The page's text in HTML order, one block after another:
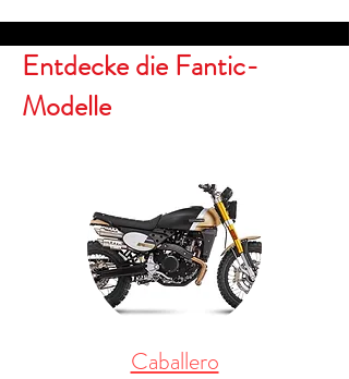
Entdecke die Fantic-
Modelle
Caballero